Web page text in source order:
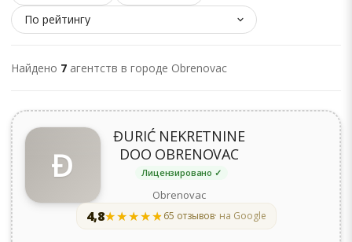
Найдено 7 агентств в городе Obrenovac
Đ
ĐURIĆ NEKRETNINE
DOO OBRENOVAC
Лицензировано ✓
Obrenovac
4,8★★★★★
★★★★★ 65 отзывов· на Google